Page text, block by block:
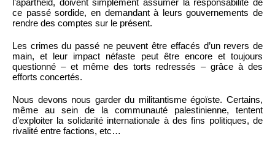
ce passé sordide, en demandant à leurs gouvernements de
rendre des comptes sur le présent.
Les crimes du passé ne peuvent être effacés d’un revers de
main, et leur impact néfaste peut être encore et toujours
questionné – et même des torts redressés – grâce à des
efforts concertés.
Nous devons nous garder du militantisme égoïste. Certains,
même au sein de la communauté palestinienne, tentent
d’exploiter la solidarité internationale à des fins politiques, de
rivalité entre factions, etc…